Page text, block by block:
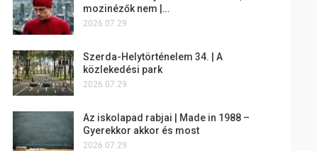
mozinézők nem |…
2026.07.29.
Szerda-Helytörténelem 34. | A
közlekedési park
2026.07.29.
Az iskolapad rabjai | Made in 1988 –
Gyerekkor akkor és most
2026.07.29.